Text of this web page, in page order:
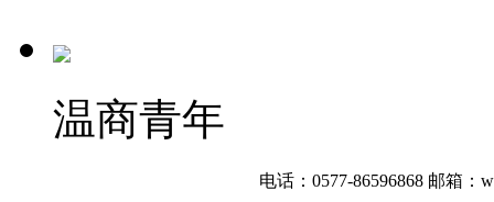
温商青年
电话：0577-86596868 邮箱：